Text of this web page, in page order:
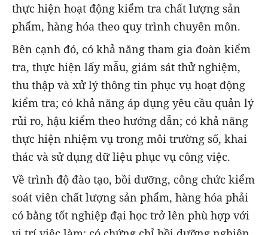
thực hiện hoạt động kiểm tra chất lượng sản
phẩm, hàng hóa theo quy trình chuyên môn.
Bên cạnh đó, có khả năng tham gia đoàn kiểm
tra, thực hiện lấy mẫu, giám sát thử nghiệm,
thu thập và xử lý thông tin phục vụ hoạt động
kiểm tra; có khả năng áp dụng yêu cầu quản lý
rủi ro, hậu kiểm theo hướng dẫn; có khả năng
thực hiện nhiệm vụ trong môi trường số, khai
thác và sử dụng dữ liệu phục vụ công việc.
Về trình độ đào tạo, bồi dưỡng, công chức kiểm
soát viên chất lượng sản phẩm, hàng hóa phải
có bằng tốt nghiệp đại học trở lên phù hợp với